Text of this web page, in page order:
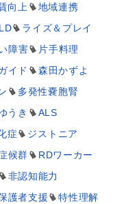
向上
地域連携
LD
ライズ＆プレイ
障害
片手料理
イド
森田かずよ
多発性嚢胞腎
うき
ALS
症
ジストニア
候群
RDワーカー
非認知能力
護者支援
特性理解